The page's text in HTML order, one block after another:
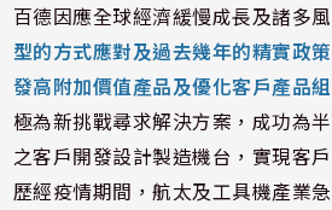
百德因應全球經濟緩慢成長及諸多
型的方式應對及過去幾年的精實政策
發高附加價值產品及優化客戶產品
極為新挑戰尋求解決方案，成功為
之客戶開發設計製造機台，實現客戶
歷經疫情期間，航太及工具機產業